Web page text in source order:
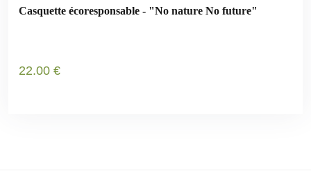
Casquette écoresponsable - "No nature No future"
22.00 €